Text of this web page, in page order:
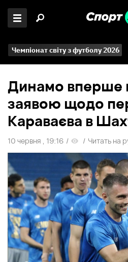
Чемпіонат світу з футболу 2026
Динамо вперше
заявою щодо
Караваєва в
10 червня , 19:16 / / Читать на